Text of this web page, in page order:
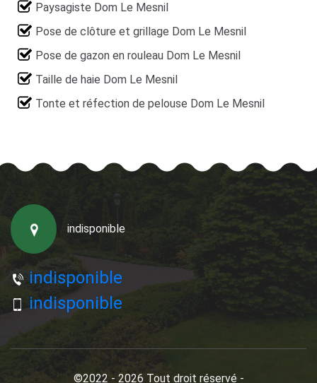
Paysagiste Dom Le Mesnil
Pose de clôture et grillage Dom Le Mesnil
Pose de gazon en rouleau Dom Le Mesnil
Taille de haie Dom Le Mesnil
Tonte et réfection de pelouse Dom Le Mesnil
indisponible
indisponible
indisponible
©2022 - 2026 Tout droit réservé -